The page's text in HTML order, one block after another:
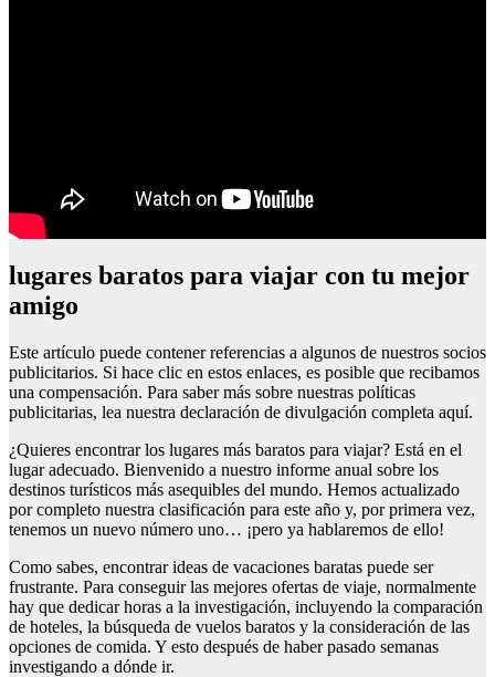
lugares baratos para viajar con tu mejor
amigo
Este artículo puede contener referencias a algunos de nuestros socios
publicitarios. Si hace clic en estos enlaces, es posible que recibamos
una compensación. Para saber más sobre nuestras políticas
publicitarias, lea nuestra declaración de divulgación completa aquí.
¿Quieres encontrar los lugares más baratos para viajar? Está en el
lugar adecuado. Bienvenido a nuestro informe anual sobre los
destinos turísticos más asequibles del mundo. Hemos actualizado
por completo nuestra clasificación para este año y, por primera vez,
tenemos un nuevo número uno… ¡pero ya hablaremos de ello!
Como sabes, encontrar ideas de vacaciones baratas puede ser
frustrante. Para conseguir las mejores ofertas de viaje, normalmente
hay que dedicar horas a la investigación, incluyendo la comparación
de hoteles, la búsqueda de vuelos baratos y la consideración de las
opciones de comida. Y esto después de haber pasado semanas
investigando a dónde ir.